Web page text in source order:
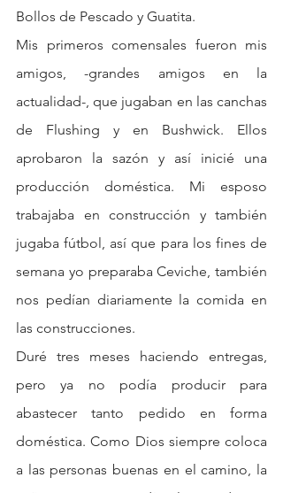
Bollos de Pescado y Guatita.
Mis primeros comensales fueron mis
amigos, -grandes amigos en la
actualidad-, que jugaban en las canchas
de Flushing y en Bushwick. Ellos
aprobaron la sazón y así inicié una
producción doméstica. Mi esposo
trabajaba en construcción y también
jugaba fútbol, así que para los fines de
semana yo preparaba Ceviche, también
nos pedían diariamente la comida en
las construcciones.
Duré tres meses haciendo entregas,
pero ya no podía producir para
abastecer tanto pedido en forma
doméstica. Como Dios siempre coloca
a las personas buenas en el camino, la